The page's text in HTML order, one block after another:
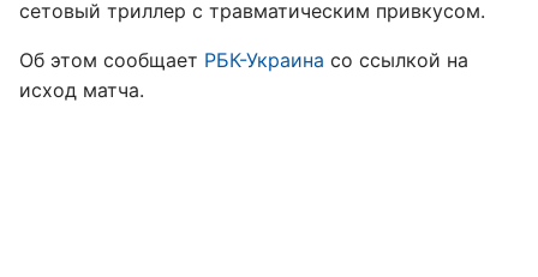
сетовый триллер с травматическим привкусом.
Об этом сообщает РБК-Украина со ссылкой на
исход матча.